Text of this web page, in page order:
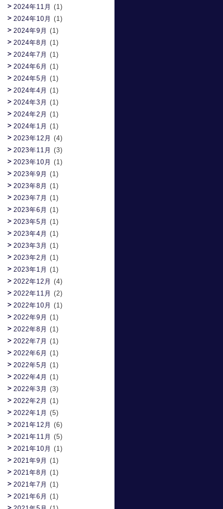
2024年11月 (1)
2024年10月 (1)
2024年9月 (1)
2024年8月 (1)
2024年7月 (1)
2024年6月 (1)
2024年5月 (1)
2024年4月 (1)
2024年3月 (1)
2024年2月 (1)
2024年1月 (1)
2023年12月 (4)
2023年11月 (3)
2023年10月 (1)
2023年9月 (1)
2023年8月 (1)
2023年7月 (1)
2023年6月 (1)
2023年5月 (1)
2023年4月 (1)
2023年3月 (1)
2023年2月 (1)
2023年1月 (1)
2022年12月 (4)
2022年11月 (2)
2022年10月 (1)
2022年9月 (1)
2022年8月 (1)
2022年7月 (1)
2022年6月 (1)
2022年5月 (1)
2022年4月 (1)
2022年3月 (3)
2022年2月 (1)
2022年1月 (5)
2021年12月 (6)
2021年11月 (5)
2021年10月 (1)
2021年9月 (1)
2021年8月 (1)
2021年7月 (1)
2021年6月 (1)